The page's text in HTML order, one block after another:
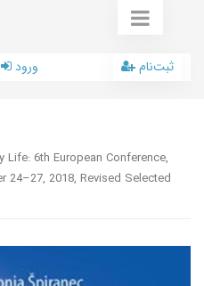
ورود ثبت‌نام
Life: 6th European Conference,
24–27, 2018, Revised Selected